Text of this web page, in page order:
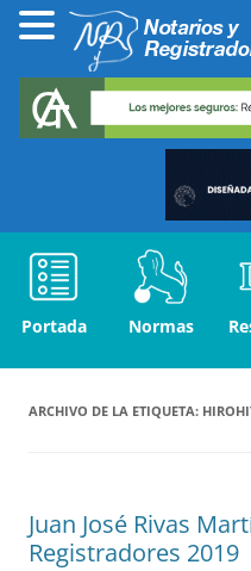
Portada Normas
ARCHIVO DE LA ETIQUETA:
Juan José Rivas
Registradores 2019